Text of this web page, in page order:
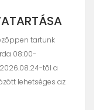
tartunk
08:00-
tõl a
lehetséges az